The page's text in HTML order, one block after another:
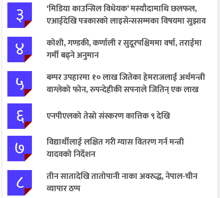
३
‘मिडिया काउन्सिल विधेयक’ मस्यौदामाथि छलफल,
एआईदेखि पत्रकारको लाइसेन्ससम्मका विषयमा सुझाव
४
कोशी, गण्डकी, कर्णाली र सुदूरपश्चिममा वर्षा, तराईमा
गर्मी बढ्ने अनुमान
५
बम्पर उपहारमा १० लाख जितेका हेमराजलाई अर्थमन्त्री
वाग्लेको फोन, रुपन्देहीकी सपनाले जितिन् एक लाख
६ एनपीएलको तेस्रो संस्करण कात्तिक ९ देखि
७
विद्यार्थीलाई लक्षित गरी ग्यास वितरण गर्न मन्त्री
यादवको निर्देशन
८
तीन सातादेखि तातोपानी नाका अवरुद्ध, नेपाल-चीन
व्यापार ठप्प